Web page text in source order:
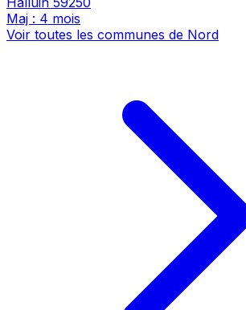
Maj : 4 mois
Voir toutes les communes de Nord